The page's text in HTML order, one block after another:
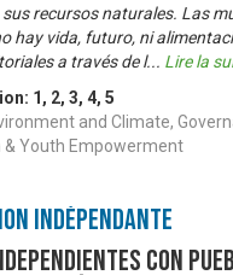
recursos naturales. Las
hay vida, futuro, ni
a través de l... Lire la
1 , 2, 3, 4, 5
and Climate,
& Youth Empowerment
Indépendante
con